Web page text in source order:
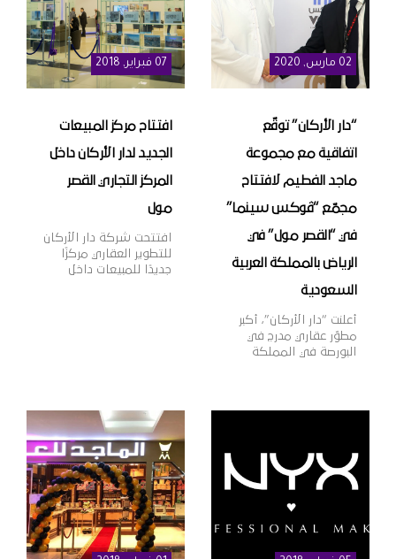
02 مارس, 2020
“دار الأركان” توقّع
اتفاقية مع مجموعة
ماجد الفطيم لافتتاح
مجمّع “ڤوكس سينما”
في “القصر مول” في
الرياض بالمملكة العربية
السعودية
أعلنت “دار الأركان”، أكبر
مطوّر عقاري مدرج في
البورصة في المملكة
المتكاملة ومنشآت
التجزئة والترفيه على
الأوسط وأفريقيا وآسيا،
وذلك لافتتاح مجمّع دور
07 فبراير, 2018
افتتاح مركز المبيعات
الجديد لدار الأركان داخل
المركز التجاري القصر
مول
افتتحت شركة دار الأركان
للتطوير العقاري مركزًا
جديدًا للمبيعات داخل
الاستراتيجية لنمو
أعمالها داخل وخارج
المملكة. وتهدف دار
الأركان، الشركة الرائدة
في مجال التطوير العقاري
في المملكة العربية
السعودية […]